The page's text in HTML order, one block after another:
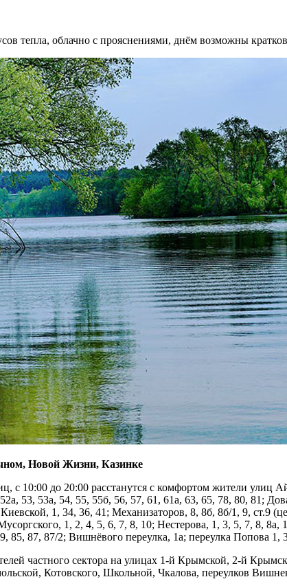
тепла, облачно с прояснениями, днём возможны
Новой Жизни, Казинке
с 10:00 до 20:00 расстанутся с комфортом жители улиц
53, 53а, 54, 55, 55б, 56, 57, 61, 61а, 63, 65, 78, 80, 81;
1, 34, 36, 41; Механизаторов, 8, 8б, 8б/1, 9, ст.9
1, 2, 4, 5, 6, 7, 8, 10; Нестерова, 1, 3, 5, 7, 8,
85, 87, 87/2; Вишнёвого переулка, 1а; переулка Попова 1,
частного сектора на улицах 1-й Крымской, 2-й
Котовского, Школьной, Чкалова, переулков